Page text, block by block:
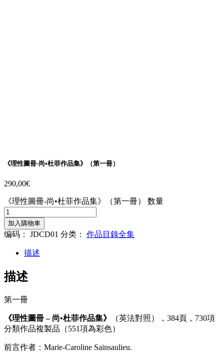
《理性圖冊-尚•杜菲作品集》（第一冊）
290,00€
《理性圖冊-尚•杜菲作品集》（第一冊） 数量
加入購物車
编码： JDCD01 分类： 作品目錄全集
描述
描述
第一冊
《理性圖冊 – 尚•杜菲作品集》
（英法對照），384頁，730項
分類作品複製品（551項為彩色）
前言作者：Marie-Caroline Sainsaulieu.